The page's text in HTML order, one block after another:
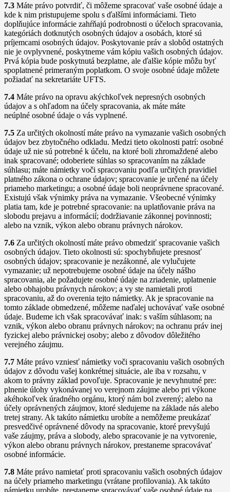
7.3 Máte právo potvrdiť, či môžeme spracovať vaše osobné údaje a
kde k nim pristupujeme spolu s ďalšími informáciami. Tieto
doplňujúce informácie zahŕňajú podrobnosti o účeloch spracovania,
kategóriách dotknutých osobných údajov a osobách, ktoré sú
príjemcami osobných údajov. Poskytovanie práv a slobôd ostatných
nie je ovplyvnené, poskytneme vám kópiu vašich osobných údajov.
Prvá kópia bude poskytnutá bezplatne, ale ďalšie kópie môžu byť
spoplatnené primeraným poplatkom. O svoje osobné údaje môžete
požiadať na sekretariáte UFTS.
7.4 Máte právo na opravu akýchkoľvek nepresných osobných
údajov a s ohľadom na účely spracovania, ak máte máte
neúplné osobné údaje o vás vyplnené.
7.5 Za určitých okolností máte právo na vymazanie vašich osobných
údajov bez zbytočného odkladu. Medzi tieto okolnosti patrí: osobné
údaje už nie sú potrebné k účelu, na ktoré boli zhromaždené alebo
inak spracované; odoberiete súhlas so spracovaním na základe
súhlasu; máte námietky voči spracovaniu podľa určitých pravidiel
platného zákona o ochrane údajov; spracovanie je určené na účely
priameho marketingu; a osobné údaje boli neoprávnene spracované.
Existujú však výnimky práva na vymazanie. Všeobecné výnimky
platia tam, kde je potrebné spracovanie: na uplatňovanie práva na
slobodu prejavu a informácií; dodržiavanie zákonnej povinnosti;
alebo na vznik, výkon alebo obranu právnych nárokov.
7.6 Za určitých okolností máte právo obmedziť spracovanie vašich
osobných údajov. Tieto okolnosti sú: spochybňujete presnosť
osobných údajov; spracovanie je nezákonné, ale vylučujete
vymazanie; už nepotrebujeme osobné údaje na účely nášho
spracovania, ale požadujete osobné údaje na zriadenie, uplatnenie
alebo obhajobu právnych nárokov; a vy ste namietali proti
spracovaniu, až do overenia tejto námietky. Ak je spracovanie na
tomto základe obmedzené, môžeme naďalej uchovávať vaše osobné
údaje. Budeme ich však spracovávať inak: s vaším súhlasom; na
vznik, výkon alebo obranu právnych nárokov; na ochranu práv inej
fyzickej alebo právnickej osoby; alebo z dôvodov dôležitého
verejného záujmu.
7.7 Máte právo vzniesť námietky voči spracovaniu vašich osobných
údajov z dôvodu vašej konkrétnej situácie, ale iba v rozsahu, v
akom to právny základ povoľuje. Spracovanie je nevyhnutné pre:
plnenie úlohy vykonávanej vo verejnom záujme alebo pri výkone
akéhokoľvek úradného orgánu, ktorý nám bol zverený; alebo na
účely oprávnených záujmov, ktoré sledujeme na základe nás alebo
tretej strany. Ak takúto námietku urobíte a nemôžeme preukázať
presvedčivé oprávnené dôvody na spracovanie, ktoré prevyšujú
vaše záujmy, práva a slobody, alebo spracovanie je na vytvorenie,
výkon alebo obranu právnych nárokov, prestaneme spracovávať
osobné informácie.
7.8 Máte právo namietať proti spracovaniu vašich osobných údajov
na účely priameho marketingu (vrátane profilovania). Ak takúto
námietku urobíte, prestaneme spracovávať vaše osobné údaje na